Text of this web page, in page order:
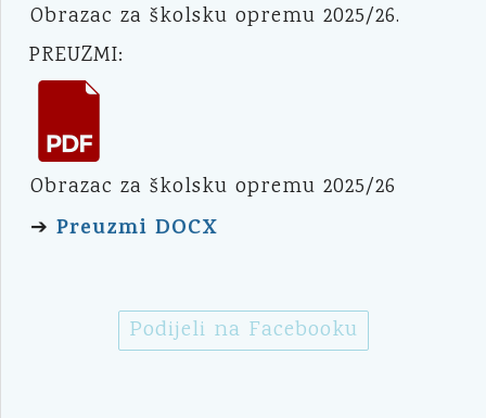
Obrazac za školsku opremu 2025/26.
PREUZMI:
Obrazac za školsku opremu 2025/26
➔ Preuzmi DOCX
Podijeli na Facebooku